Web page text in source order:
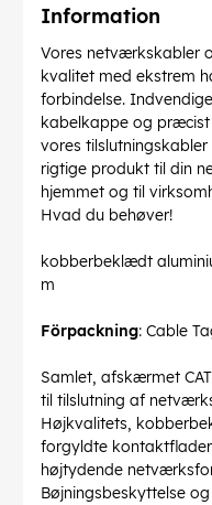
Information
Vores netværkskabler
kvalitet med ekstrem
forbindelse.
kabelkappe og
vores
rigtige produkt til din
hjemmet og til
Hvad du behøver!
kobberbeklædt
m
Förpackning: Cable
Samlet, afskærmet
til tilslutning af
Højkvalitets,
forgyldte
højtydende
Bøjningsbeskyttelse